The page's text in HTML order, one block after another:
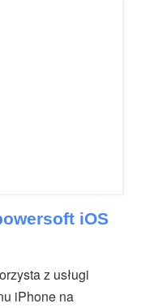
iOS
z usługi
iPhone na